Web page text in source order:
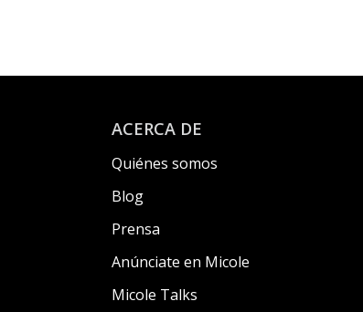
ACERCA DE
Quiénes somos
Blog
Prensa
Anúnciate en Micole
Micole Talks